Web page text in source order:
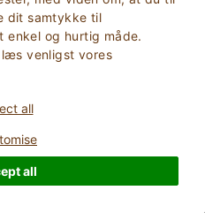
dit samtykke til
enkel og hurtig måde.
venligst vores
all
all
Ejendom